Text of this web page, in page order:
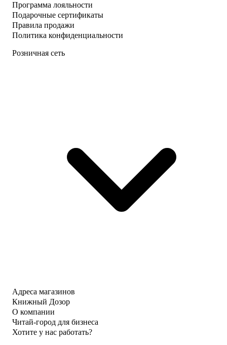
Программа лояльности
Подарочные сертификаты
Правила продажи
Политика конфиденциальности
Розничная сеть
Адреса магазинов
Книжный Дозор
О компании
Читай-город для бизнеса
Хотите у нас работать?